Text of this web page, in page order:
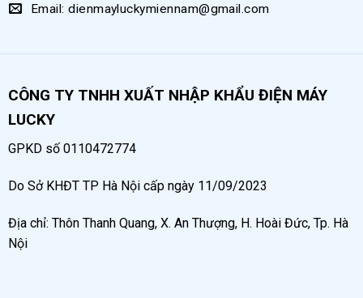
Email: dienmayluckymiennam@gmail.com
CÔNG TY TNHH XUẤT NHẬP KHẨU ĐIỆN MÁY
LUCKY
GPKD số 0110472774
Do Sở KHĐT TP Hà Nội cấp ngày 11/09/2023
Địa chỉ: Thôn Thanh Quang, X. An Thượng, H. Hoài Đức, Tp. Hà
Nội